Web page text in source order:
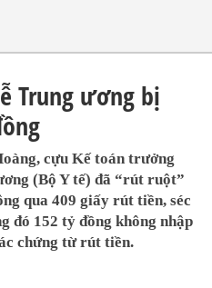
Trung ương bị
cựu Kế toán trưởng
(Bộ Y tế) đã “rút ruột”
qua 409 giấy rút tiền, séc
đó 152 tỷ đồng không nhập
chứng từ rút tiền.